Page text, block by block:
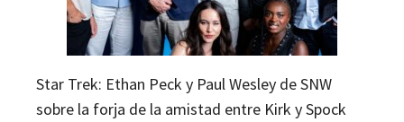
Star Trek: Ethan Peck y Paul Wesley de SNW
sobre la forja de la amistad entre Kirk y Spock